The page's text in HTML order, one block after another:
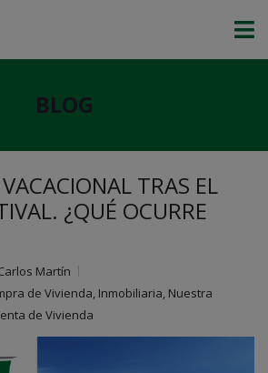
BLOG
TRAS EL
¿QUÉ OCURRE
Martín
de Vivienda, Inmobiliaria, Nuestra
de Vivienda